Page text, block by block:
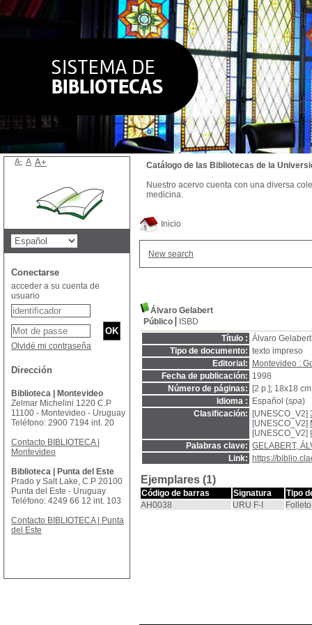
Inicio
New search
Álvaro Gelabert
Público
ISBD
Título : Álvaro Gelabert
Tipo de documento: texto impreso
Editorial:
Montevideo :
Fecha de publicación: 1998
Número de páginas:
[2 p.]; 18x18 cm
Idioma :
Español (spa)
Clasificación:
[UNESCO_V2]
[UNESCO_V2]
[UNESCO_V2]
Palabras clave: GELABERT,
Link:
https://
Ejemplares (1)
Código de barras Signatura
Tipo
AH0038
URU F-I Folleto
Catálogo de las Bibliotecas de la
Nuestro acervo cuenta con una diversa
medicina.
A- A A+
Conectarse
acceder a su cuenta de
usuario
Olvidé mi contraseña
Dirección
Biblioteca | Montevideo
Zelmar Michelini 1220 C.P
11100 - Montevideo - Uruguay
Teléfono: 2900 7194 int. 20
Contacto BIBLIOTECA |
Montevideo
Biblioteca | Punta del Este
Prado y Salt Lake, C.P 20100
Punta del Este - Uruguay
Teléfono: 4249 66 12 int. 103
Contacto BIBLIOTECA | Punta
del Este